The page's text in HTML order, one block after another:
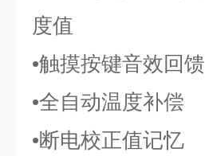
度值
•触摸按键音效回馈
•全自动温度补偿
•断电校正值记忆